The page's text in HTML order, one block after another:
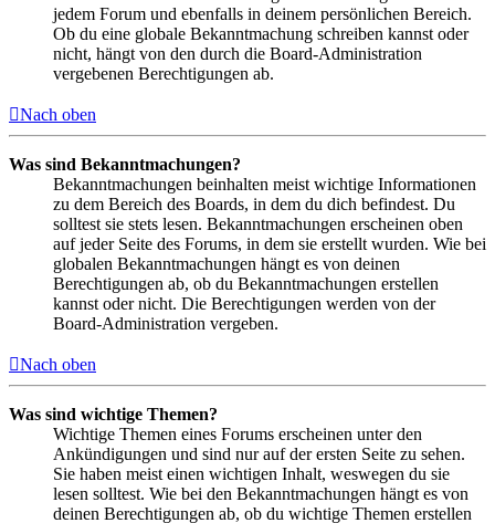
jedem Forum und ebenfalls in deinem persönlichen Bereich.
Ob du eine globale Bekanntmachung schreiben kannst oder
nicht, hängt von den durch die Board-Administration
vergebenen Berechtigungen ab.
Nach oben
Was sind Bekanntmachungen?
Bekanntmachungen beinhalten meist wichtige Informationen
zu dem Bereich des Boards, in dem du dich befindest. Du
solltest sie stets lesen. Bekanntmachungen erscheinen oben
auf jeder Seite des Forums, in dem sie erstellt wurden. Wie bei
globalen Bekanntmachungen hängt es von deinen
Berechtigungen ab, ob du Bekanntmachungen erstellen
kannst oder nicht. Die Berechtigungen werden von der
Board-Administration vergeben.
Nach oben
Was sind wichtige Themen?
Wichtige Themen eines Forums erscheinen unter den
Ankündigungen und sind nur auf der ersten Seite zu sehen.
Sie haben meist einen wichtigen Inhalt, weswegen du sie
lesen solltest. Wie bei den Bekanntmachungen hängt es von
deinen Berechtigungen ab, ob du wichtige Themen erstellen